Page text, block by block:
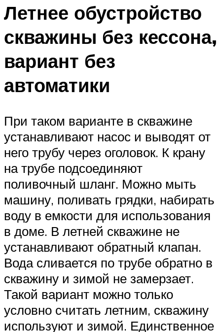
Летнее обустройство
скважины без кессона,
вариант без
автоматики
При таком варианте в скважине
устанавливают насос и выводят от
него трубу через оголовок. К крану
на трубе подсоединяют
поливочный шланг. Можно мыть
машину, поливать грядки, набирать
воду в емкости для использования
в доме. В летней скважине не
устанавливают обратный клапан.
Вода сливается по трубе обратно в
скважину и зимой не замерзает.
Такой вариант можно только
условно считать летним, скважину
используют и зимой. Единственное